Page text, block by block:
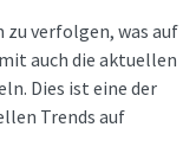
verfolgen, was auf
auch die aktuellen
Dies ist eine der
Trends auf